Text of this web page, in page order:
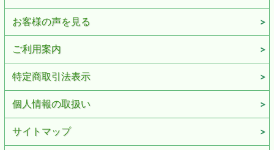
お客様の声を見る
ご利用案内
特定商取引法表示
個人情報の取扱い
サイトマップ